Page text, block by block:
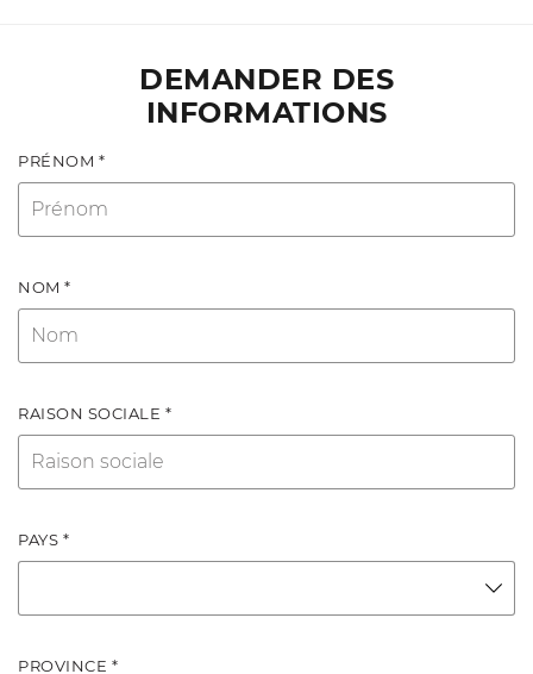
DEMANDER DES
INFORMATIONS
PRÉNOM *
NOM *
RAISON SOCIALE *
PAYS *
PROVINCE *